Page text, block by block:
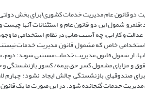
دو قانون عام مدیریت خدمات کشوری(برای بخش
شمول این دو قانون عام و استثنائات آنها
و کارایی، چه آسیب هایی در نظام استخدامی ما
از شمول قانون مدیریت خدمات مستثنی شوند؛ دوم،
و مزایای مشمول کسر حق بیمه/ کسور بازنشستگی
صندوقهای بازنشستگی چالش ایجاد نشود؛
خدمات گنجانده شود. در این صورت ما یک